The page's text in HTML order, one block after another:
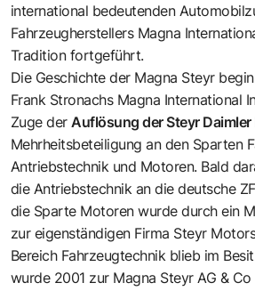
international bedeutenden
Fahrzeugherstellers Magna
Tradition fortgeführt.
Die Geschichte der Magna Steyr
Frank Stronachs Magna International
Zuge der Auflösung der Steyr
Mehrheitsbeteiligung an den Sparten
Antriebstechnik und Motoren. Bald
die Antriebstechnik an die deutsche
die Sparte Motoren wurde durch ein
zur eigenständigen Firma Steyr
Bereich Fahrzeugtechnik blieb im
wurde 2001 zur Magna Steyr AG & Co